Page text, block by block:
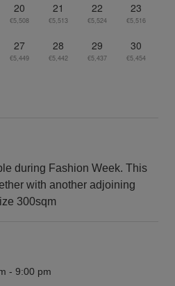
20
€5,508
21
€5,513
22
€5,524
23
€5,516
27
€5,449
28
€5,442
29
€5,437
30
€5,454
during Fashion Week. This
with another adjoining
300sqm
- 9:00 pm